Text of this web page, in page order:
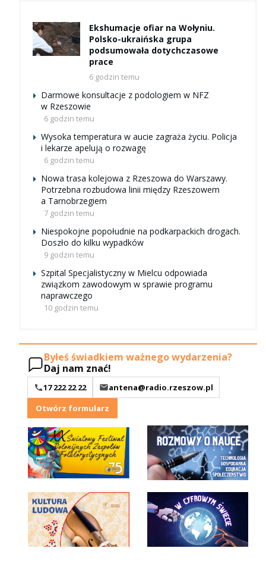
Ekshumacje ofiar na Wołyniu.
Polsko-ukraińska grupa
podsumowała dotychczasowe
prace
6 godzin temu
Darmowe konsultacje z podologiem w NFZ
w Rzeszowie
6 godzin temu
Wysoka temperatura w aucie zagraża życiu. Policja
i lekarze apelują o rozwagę
6 godzin temu
Nowa trasa kolejowa z Rzeszowa do Warszawy.
Potrzebna rozbudowa linii między Rzeszowem
a Tarnobrzegiem
7 godzin temu
Niespokojne popołudnie na podkarpackich drogach.
Doszło do kilku wypadków
9 godzin temu
Szpital Specjalistyczny w Mielcu odpowiada
związkom zawodowym w sprawie programu
naprawczego
10 godzin temu
Byłeś świadkiem ważnego wydarzenia?
Daj nam znać!
17 222 22 22
antena@radio.rzeszow.pl
Otwórz formularz